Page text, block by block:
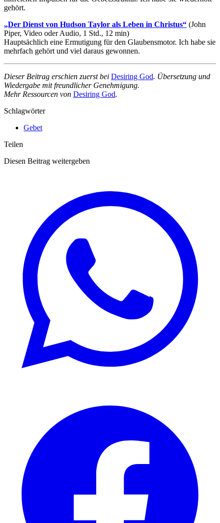
gehört.
„Der Dienst von Hudson Taylor als Leben in Christus“ (John
Piper, Video oder Audio, 1 Std., 12 min)
Hauptsächlich eine Ermutigung für den Glaubensmotor. Ich habe sie
mehrfach gehört und viel daraus gewonnen.
Dieser Beitrag erschien zuerst bei Desiring God. Übersetzung und
Wiedergabe mit freundlicher Genehmigung.
Mehr Ressourcen von Desiring God.
Schlagwörter
Gebet
Teilen
Diesen Beitrag weitergeben